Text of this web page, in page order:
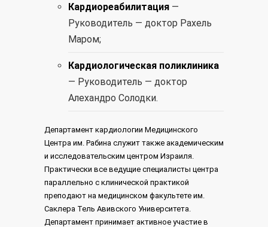
Кардиореабилитация —
Руководитель — доктор Рахель
Маром;
Кардиологическая поликлиника
— Руководитель — доктор
Алехандро Солодки.
Департамент кардиологии Медицинского
Центра им. Рабина служит также академическим
и исследовательским центром Израиля.
Практически все ведущие специалисты центра
параллельно с клинической практикой
преподают на медицинском факультете им.
Саклера Тель Авивского Университета.
Департамент принимает активное участие в